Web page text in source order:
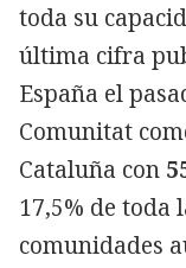
toda su
última cifra
España el
Comunitat
Cataluña con
17,5% de toda
comunidades